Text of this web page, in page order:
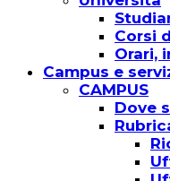
Corsi
Orari,
Campus e
CAMPUS
Dove